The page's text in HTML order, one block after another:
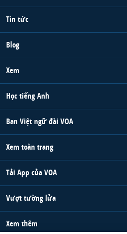
Tin tức
Blog
Xem
Học tiếng Anh
Ban Việt ngữ đài VOA
Xem toàn trang
Tải App của VOA
Vượt tường lửa
Xem thêm